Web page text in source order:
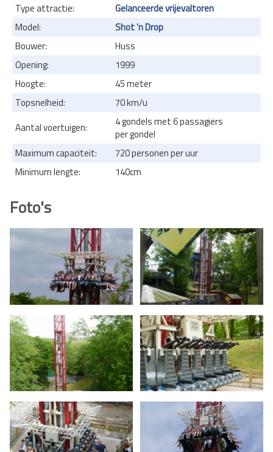
Type attractie:
Gelanceerde vrijevaltoren
Model:
Shot 'n Drop
Bouwer:
Huss
Opening:
1999
Hoogte:
45 meter
Topsnelheid:
70 km/u
Aantal voertuigen:
4 gondels met 6 passagiers
per gondel
Maximum capaciteit:
720 personen per uur
Minimum lengte:
140cm
Foto's